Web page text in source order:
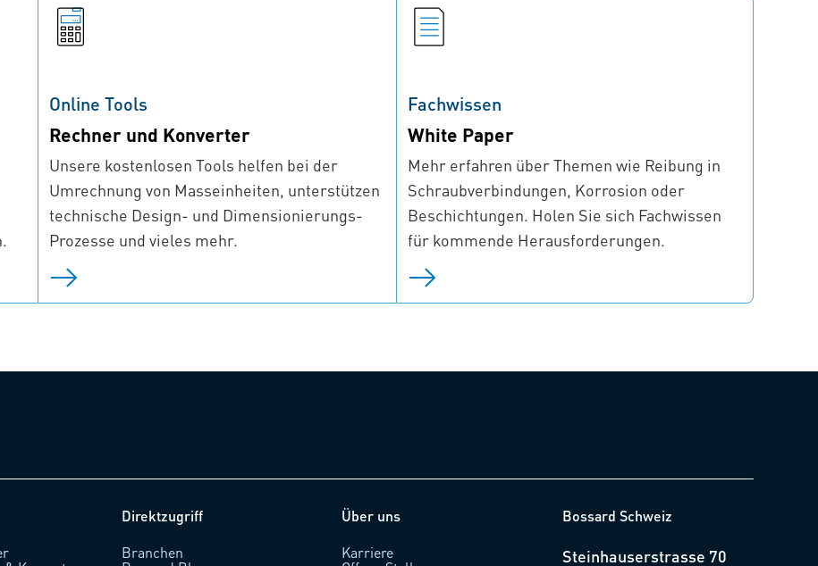
Online Tools
Rechner und Konverter
Unsere kostenlosen Tools helfen bei der
Umrechnung von Masseinheiten, unterstützen
technische Design- und Dimensionierungs-
Prozesse und vieles mehr.
Fachwissen
White Paper
Mehr erfahren über Themen wie Reibung in
Schraubverbindungen, Korrosion oder
Beschichtungen. Holen Sie sich Fachwissen
für kommende Herausforderungen.
Direktzugriff
Branchen
Über uns
Karriere
Bossard Schweiz
Steinhauserstrasse 70